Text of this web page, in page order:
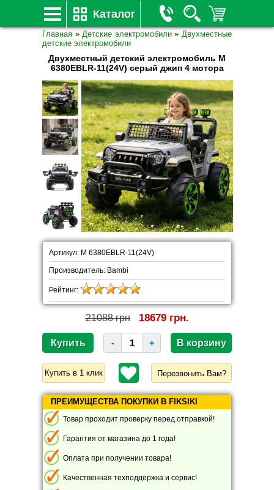
Каталог
Главная »Детские электромобили »Двухместные
детские электромобили
Двухместный детский электромобиль M
6380EBLR-11(24V) серый джип 4 мотора
Артикул: M 6380EBLR-11(24V)
Производитель: Bambi
Рейтинг:
21088 грн 18679 грн.
- +
Перезвонить Вам?
ПРЕИМУЩЕСТВА ПОКУПКИ В FIKSIKI
Товар проходит проверку перед отправкой!
Гарантия от магазина до 1 года!
Оплата при получении товара!
Качественная техподдержка и сервис!